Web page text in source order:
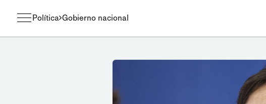
Política Gobierno nacional